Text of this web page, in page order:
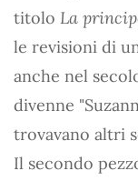
titolo La
le revisioni di
anche nel
divenne
trovavano altri
Il secondo